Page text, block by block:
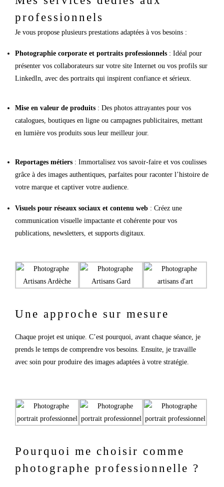
professionnels
Je vous propose plusieurs prestations adaptées à vos besoins :
Photographie corporate et portraits professionnels : Idéal pour
présenter vos collaborateurs sur votre site Internet ou vos profils sur
LinkedIn , avec des portraits qui inspirent confiance et sérieux.
Mise en valeur de produits : Des photos attrayantes pour vos
catalogues, boutiques en ligne ou campagnes publicitaires, mettant
en lumière vos produits sous leur meilleur jour.
Reportages métiers : Immortalisez vos savoir-faire et vos coulisses
grâce à des images authentiques, parfaites pour raconter l’histoire de
votre marque et captiver votre audience.
Visuels pour réseaux sociaux et contenu web : Créez une
communication visuelle impactante et cohérente pour vos
publications, newsletters, et supports digitaux.
Une approche sur mesure
Chaque projet est unique. C’est pourquoi, avant chaque séance, je
prends le temps de comprendre vos besoins. Ensuite, je travaille
avec soin pour produire des images adaptées à votre stratégie.
Pourquoi me choisir comme
photographe professionnelle ?